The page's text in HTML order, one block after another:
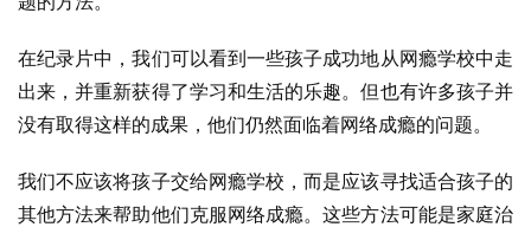
在纪录片中，我们可以看到一些孩子成功地从网瘾学校中走
出来，并重新获得了学习和生活的乐趣。但也有许多孩子并
没有取得这样的成果，他们仍然面临着网络成瘾的问题。
我们不应该将孩子交给网瘾学校，而是应该寻找适合孩子的
其他方法来帮助他们克服网络成瘾。这些方法可能是家庭治